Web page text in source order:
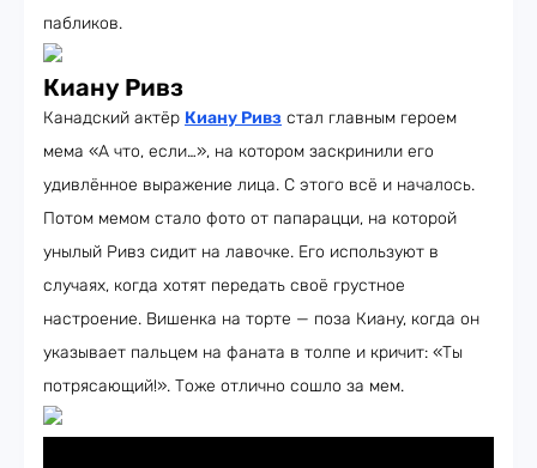
пабликов.
Киану Ривз
Канадский актёр Киану Ривз стал главным героем
мема «А что, если…», на котором заскринили его
удивлённое выражение лица. С этого всё и началось.
Потом мемом стало фото от папарацци, на которой
унылый Ривз сидит на лавочке. Его используют в
случаях, когда хотят передать своё грустное
настроение. Вишенка на торте — поза Киану, когда он
указывает пальцем на фаната в толпе и кричит: «Ты
потрясающий!». Тоже отлично сошло за мем.